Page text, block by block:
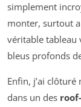
simplement
monter, surtout
véritable tableau
bleus profonds
Enfin, j’ai
dans un des